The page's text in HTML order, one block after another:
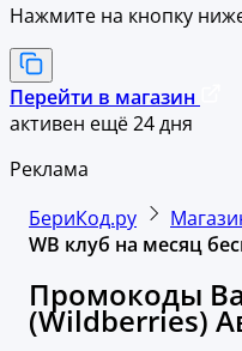
Нажмите на кнопку
Перейти в магазин
активен ещё 24 дня
Реклама
БериКод.ру
WB клуб на месяц
Промокоды
(Wildberries)